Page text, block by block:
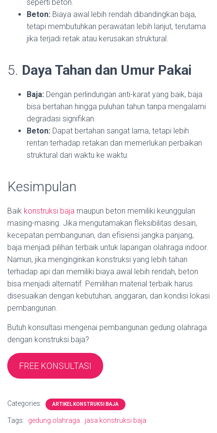
seperti beton.
Beton: Biaya awal lebih rendah dibandingkan baja,
tetapi membutuhkan perawatan lebih lanjut, terutama
jika terjadi retak atau kerusakan struktural.
5. Daya Tahan dan Umur Pakai
Baja: Dengan perlindungan anti-karat yang baik, baja
bisa bertahan hingga puluhan tahun tanpa mengalami
degradasi signifikan.
Beton: Dapat bertahan sangat lama, tetapi lebih
rentan terhadap retakan dan memerlukan perbaikan
struktural dari waktu ke waktu.
Kesimpulan
Baik konstruksi baja maupun beton memiliki keunggulan
masing-masing. Jika mengutamakan fleksibilitas desain,
kecepatan pembangunan, dan efisiensi jangka panjang,
baja menjadi pilihan terbaik untuk lapangan olahraga indoor.
Namun, jika menginginkan konstruksi yang lebih tahan
terhadap api dan memiliki biaya awal lebih rendah, beton
bisa menjadi alternatif. Pemilihan material terbaik harus
disesuaikan dengan kebutuhan, anggaran, dan kondisi lokasi
pembangunan.
Butuh konsultasi mengenai pembangunan gedung olahraga
dengan konstruksi baja?
FREE KONSULTASI
Categories: ARTIKEL KONSTRUKSI BAJA
Tags: gedung olahraga jasa konstruksi baja